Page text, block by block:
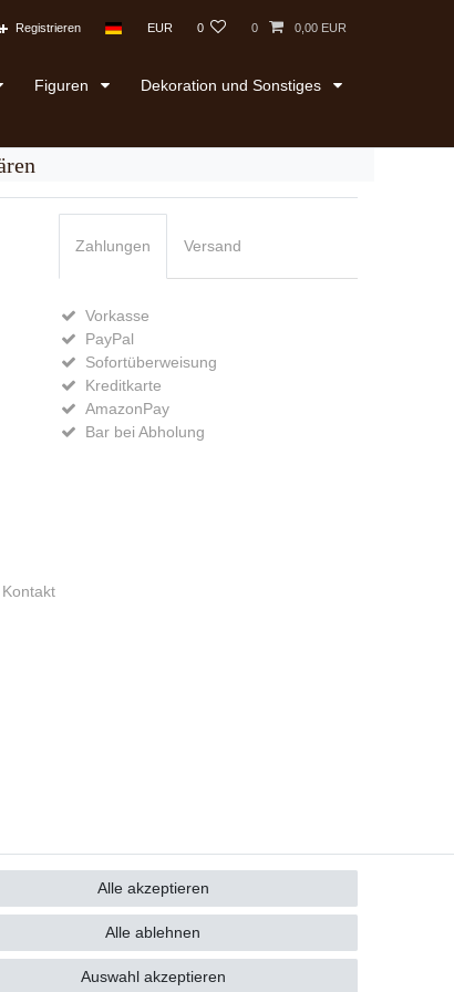
Registrieren EUR 0 0 0,00 EUR
Figuren Dekoration und Sonstiges
Zahlungen Versand
Vorkasse
PayPal
Sofortüberweisung
Kreditkarte
AmazonPay
Bar bei Abholung
Kontakt
Alle akzeptieren
Alle ablehnen
Auswahl akzeptieren